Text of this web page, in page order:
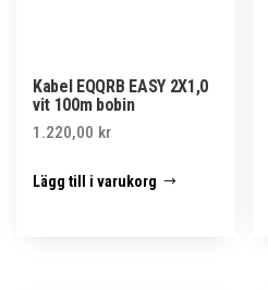
Kabel EQQRB EASY 2X1,0
vit 100m bobin
1.220,00 kr
Lägg till i varukorg